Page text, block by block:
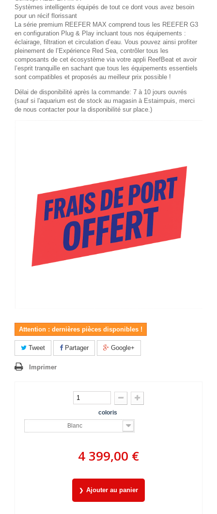
Systèmes intelligents équipés de tout ce dont vous avez besoin
pour un récif florissant
La série premium REEFER MAX comprend tous les REEFER G3
en configuration Plug & Play incluant tous nos équipements :
éclairage, filtration et circulation d’eau. Vous pouvez ainsi profiter
pleinement de l’Expérience Red Sea, contrôler tous les
composants de cet écosystème via votre appli ReefBeat et avoir
l’esprit tranquille en sachant que tous les équipements essentiels
sont compatibles et proposés au meilleur prix possible !
Délai de disponibilité après la commande: 7 à 10 jours ouvrés
(sauf si l'aquarium est de stock au magasin à Estaimpuis, merci
de nous contacter pour la disponibilité sur place.)
Attention : dernières pièces disponibles !
Tweet Partager Google+
Imprimer
coloris
Blanc
4 399,00 €
Ajouter au panier